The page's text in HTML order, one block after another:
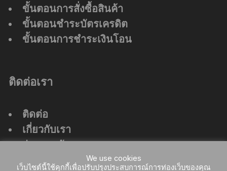
ขั้นตอนการสั่งซื้อสินค้า
ขั้นตอนชำระบัตรเครดิต
ขั้นตอนการชำระเงินโอน
ติดต่อเรา
ติดต่อ
เกี่ยวกับเรา
ร่วมงานกับเรา
ที่ตั้งสำนักงานใหญ่We use cookies
เว็บไซต์นี้ใช้คุกกี้เพื่อปรับปรุงประสบการณ์การท่องเว็บของคุณ